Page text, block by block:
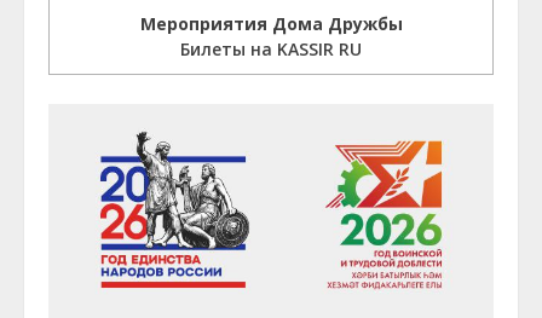
Мероприятия Дома Дружбы
Билеты на KASSIR RU